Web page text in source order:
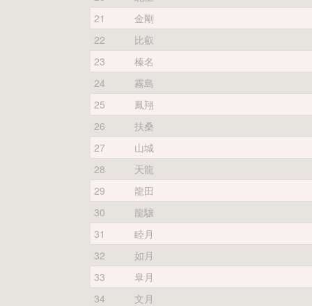
21
金剛
22
比叡
23
榛名
24
霧島
25
鳳翔
26
扶桑
27
山城
28
天龍
29
龍田
30
龍驤
31
睦月
32
如月
33
皐月
34
文月